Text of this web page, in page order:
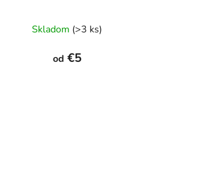
hodnotenie
produktu
Skladom (>3 ks)
od €5